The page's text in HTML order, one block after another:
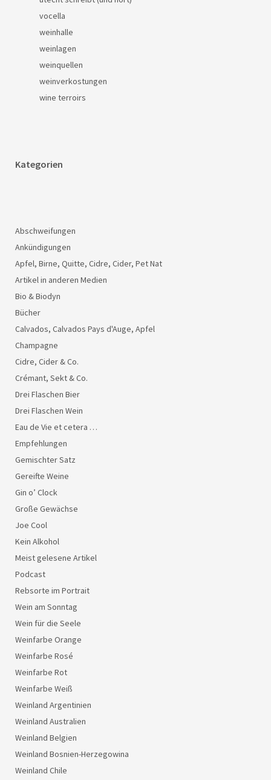
vocella
weinhalle
weinlagen
weinquellen
weinverkostungen
wine terroirs
Kategorien
Abschweifungen
Ankündigungen
Apfel, Birne, Quitte, Cidre, Cider, Pet Nat
Artikel in anderen Medien
Bio & Biodyn
Bücher
Calvados, Calvados Pays d'Auge, Apfel
Champagne
Cidre, Cider & Co.
Crémant, Sekt & Co.
Drei Flaschen Bier
Drei Flaschen Wein
Eau de Vie et cetera …
Empfehlungen
Gemischter Satz
Gereifte Weine
Gin o’ Clock
Große Gewächse
Joe Cool
Kein Alkohol
Meist gelesene Artikel
Podcast
Rebsorte im Portrait
Wein am Sonntag
Wein für die Seele
Weinfarbe Orange
Weinfarbe Rosé
Weinfarbe Rot
Weinfarbe Weiß
Weinland Argentinien
Weinland Australien
Weinland Belgien
Weinland Bosnien-Herzegowina
Weinland Chile